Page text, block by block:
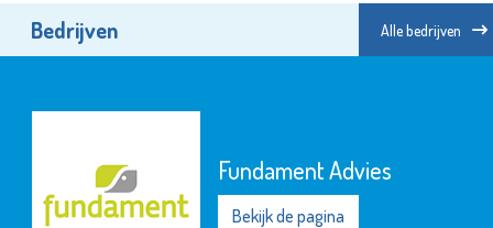
Bedrijven Alle bedrijven
Fundament Advies
Bekijk de pagina